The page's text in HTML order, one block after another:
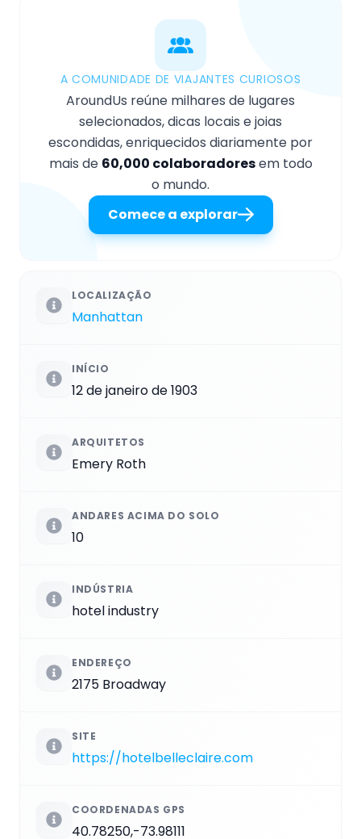
A COMUNIDADE DE VIAJANTES CURIOSOS
AroundUs reúne milhares de lugares
selecionados, dicas locais e joias
escondidas, enriquecidos diariamente por
mais de 60,000 colaboradoresem todo
o mundo.
Comece a explorar
LOCALIZAÇÃO
Manhattan
INÍCIO
12 de janeiro de 1903
ARQUITETOS
Emery Roth
ANDARES ACIMA DO SOLO
10
INDÚSTRIA
hotel industry
ENDEREÇO
2175 Broadway
SITE
https://hotelbelleclaire.com
COORDENADAS GPS
40.78250,-73.98111